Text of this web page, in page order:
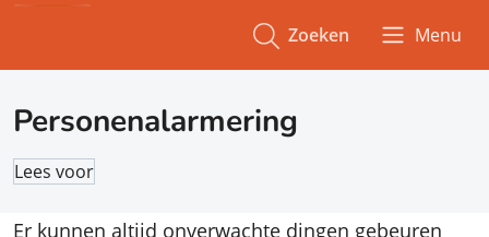
Zoeken Menu
Personenalarmering
Lees voor
Er kunnen altijd onverwachte dingen gebeuren